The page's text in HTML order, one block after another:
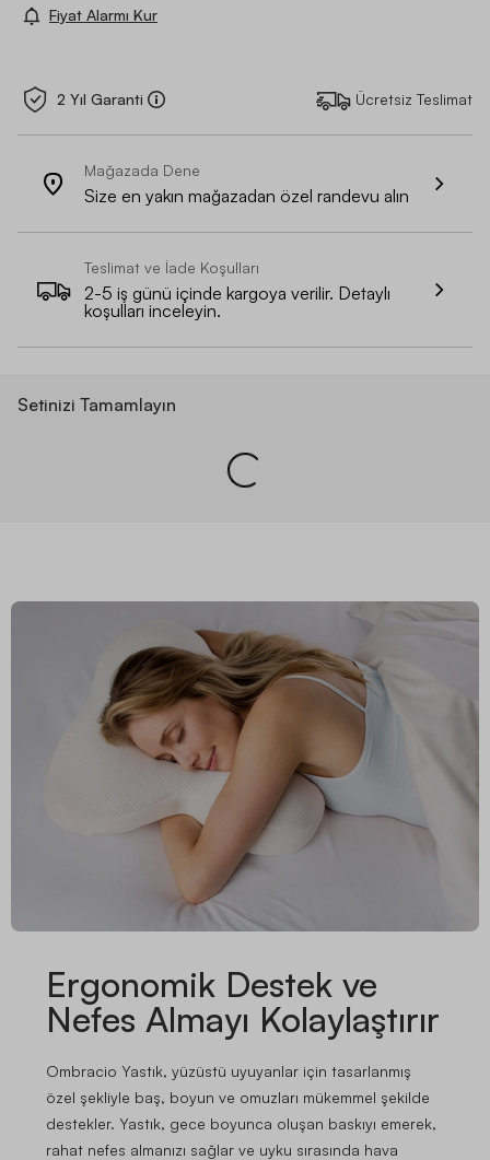
Fiyat Alarmı Kur
2 Yıl Garanti Ücretsiz Teslimat
Mağazada Dene
Size en yakın mağazadan özel randevu alın
Teslimat ve İade Koşulları
2-5 iş günü içinde kargoya verilir. Detaylı
koşulları inceleyin.
Setinizi Tamamlayın
Ergonomik Destek ve
Nefes Almayı Kolaylaştırır
Ombracio Yastık, yüzüstü uyuyanlar için tasarlanmış
özel şekliyle baş, boyun ve omuzları mükemmel şekilde
destekler. Yastık, gece boyunca oluşan baskıyı emerek,
rahat nefes almanızı sağlar ve uyku sırasında hava